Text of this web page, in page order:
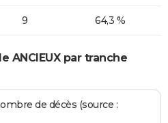
9 64,3 %
ANCIEUX par tranche
de décès (source :